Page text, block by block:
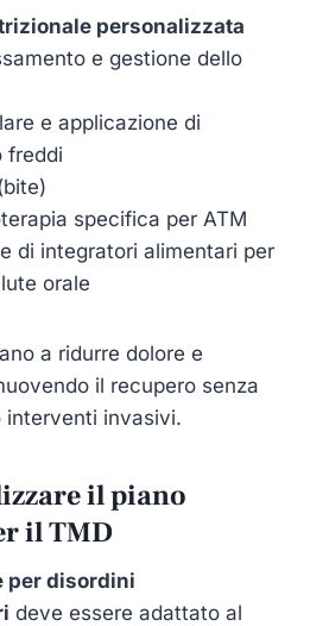
personalizzata
e gestione dello
e applicazione di
freddi
specifica per ATM
di integratori alimentari per
orale
a ridurre dolore e
il recupero senza
interventi invasivi.
il piano
il TMD
per disordini
deve essere adattato al